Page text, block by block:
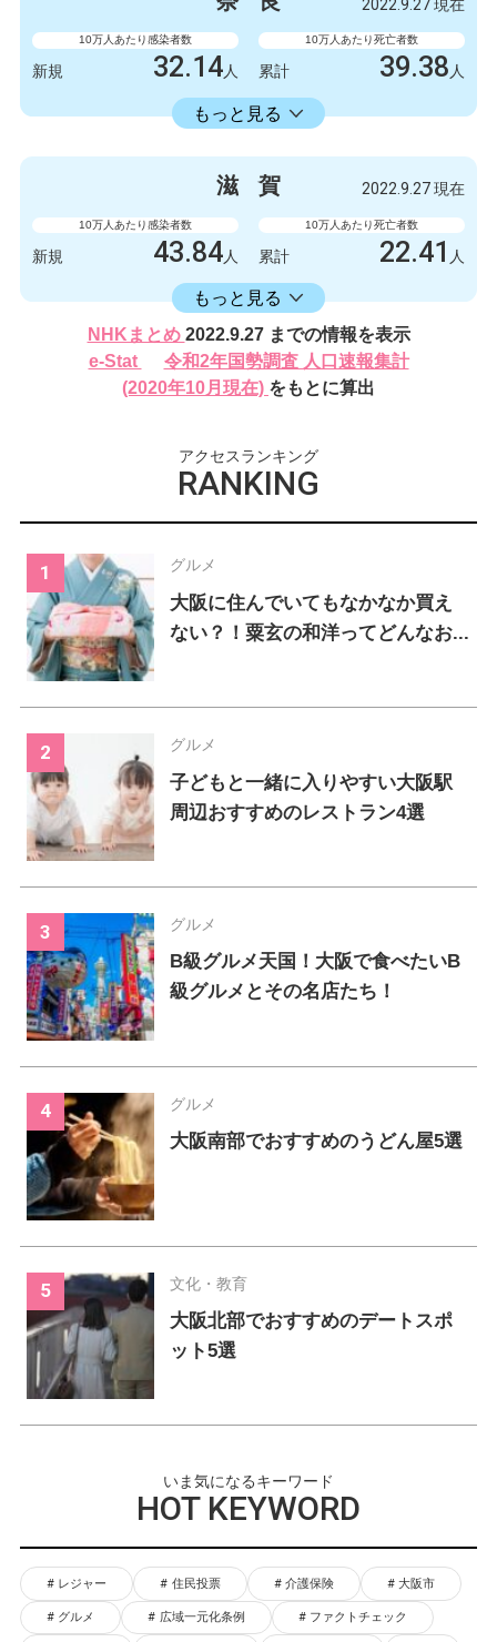
132327 249
2022.9.27 現在
10万人あたり感染者数
新規 32.14人
10万人あたり死亡者数
累計 39.38 人
もっと見る
16582.30人
426人 新規
219788 522
滋 賀 2022.9.27 現在
10万人あたり感染者数
新規 43.84 人
10万人あたり死亡者数
累計 22.41 人
もっと見る
16406.17人
感染者数
620人
死亡者数
新規
232024人 累計
NHKまとめ 2022.9.27 までの情報を表示
e-Stat
令和2年国勢調査 人口速報集計
(2020年10月現在) をもとに算出
アクセスランキング
RANKING
グルメ
大阪に住んでいてもなかなか買え
ない？！粟玄の和洋ってどんなお...
グルメ
子どもと一緒に入りやすい大阪駅
周辺おすすめのレストラン4選
グルメ
B級グルメ天国！大阪で食べたいB
級グルメとその名店たち！
グルメ
大阪南部でおすすめのうどん屋5選
文化・教育
大阪北部でおすすめのデートスポ
ット5選
いま気になるキーワード
HOT KEYWORD
レジャー 住民投票 介護保険 大阪市
グルメ 広域一元化条例 ファクトチェック